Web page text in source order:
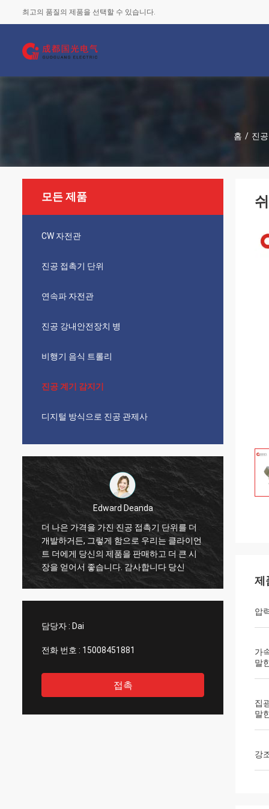
최고의 품질의 제품을 선택할 수 있습니다.
홈 / 진
모든 제품
CW 자전관
진공 접촉기 단위
연속파 자전관
진공 강내안전장치 병
비행기 음식 트롤리
진공 계기 감지기
디지털 방식으로 진공 관제사
Edward Deanda
더 나은 가격을 가진 진공 접촉기 단위를 더
개발하거든, 그렇게 함으로 우리는 클라이언
트 더에게 당신의 제품을 판매하고 더 큰 시
장을 얻어서 좋습니다. 감사합니다 당신
담당자 : Dai
전화 번호 : 15008451881
접촉
제
압
가
말
집
말
강